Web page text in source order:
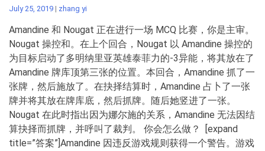
July 25, 2019 | zhang yi
Amandine 和 Nougat 正在进行一场 MCQ 比赛，你是主审。
Nougat 操控和。在上个回合，Nougat 以 Amandine 操控的
为目标启动了多明纳里亚英雄泰菲力的-3异能，将其放在了
Amandine 牌库顶第三张的位置。本回合，Amandine 抓了一
张牌，然后施放了。在抉择结算时，Amandine 占卜了一张
牌并将其放在牌库底，然后抓牌。随后她竖进了一张。
Nougat 在此时指出因为娜尔施的关系，Amandine 无法因结
算抉择而抓牌，并呼叫了裁判。 你会怎么做？ [expand
title=”答案”]Amandine 因违反游戏规则获得一个警告。游戏